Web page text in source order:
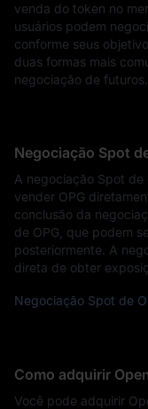
venda do token no
usuários podem
conforme seus
duas formas mais
negociação de futuros.
Negociação Spot
A negociação Spot
vender OPG
conclusão da
de OPG, que podem
posteriormente. A
direta de obter
Negociação Spot de
Como adquirir
Você pode adquirir